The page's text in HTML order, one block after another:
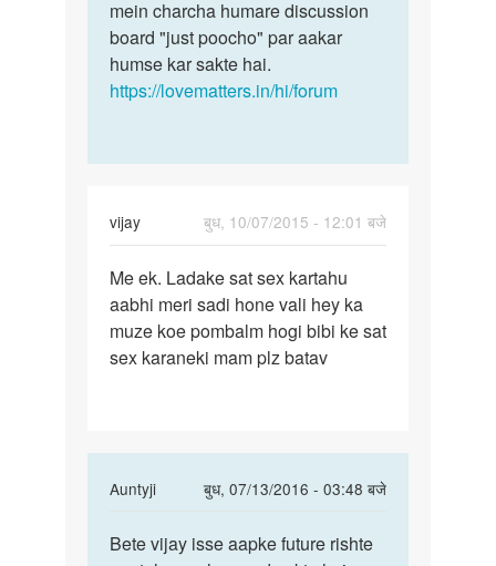
raj
mehta
mein charcha humare discussion
board "just poocho" par aakar
humse kar sakte hai.
https://lovematters.in/hi/forum
vijay
बुध, 10/07/2015 - 12:01 बजे
Me
ek.
Ladake
sat
Me ek. Ladake sat sex kartahu
aabhi meri sadi hone vali hey ka
muze koe pombalm hogi bibi ke sat
sex karaneki mam plz batav
Auntyji
बुध, 07/13/2016 - 03:48 बजे
In
to
Bete
Bete vijay isse aapke future rishte